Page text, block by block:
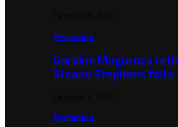
Pertanian
Garbine Muguruza
Sloane Stephens falls
Pertanian